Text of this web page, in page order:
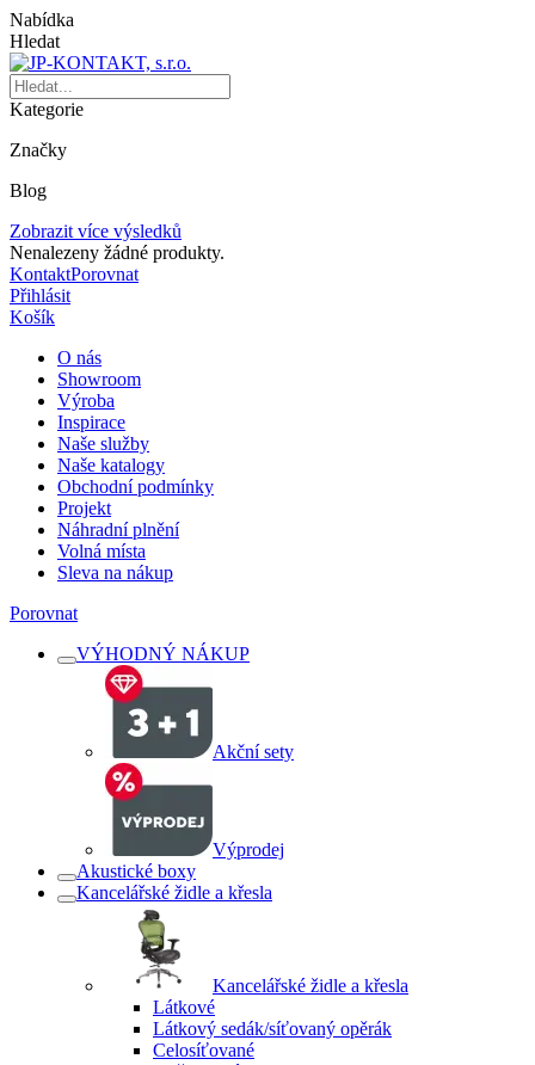
Nabídka
Hledat
Kategorie
Značky
Blog
Zobrazit více výsledků
Nenalezeny žádné produkty.
KontaktPorovnat
Přihlásit
Košík
O nás
Showroom
Výroba
Inspirace
Naše služby
Naše katalogy
Obchodní podmínky
Projekt
Náhradní plnění
Volná místa
Sleva na nákup
Porovnat
VÝHODNÝ NÁKUP
Akční sety
Výprodej
Akustické boxy
Kancelářské židle a křesla
Kancelářské židle a křesla
Látkové
Látkový sedák/síťovaný opěrák
Celosíťované